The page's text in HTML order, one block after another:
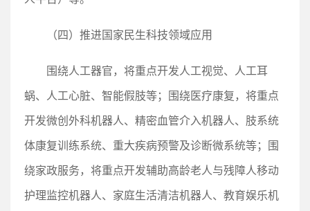
（四）推进国家民生科技领域应用
围绕人工器官，将重点开发人工视觉、人工耳
蜗、人工心脏、智能假肢等；围绕医疗康复，将重点
开发微创外科机器人、精密血管介入机器人、肢系统
体康复训练系统、重大疾病预警及诊断微系统等；围
绕家政服务，将重点开发辅助高龄老人与残障人移动
护理监控机器人、家庭生活清洁机器人、教育娱乐机